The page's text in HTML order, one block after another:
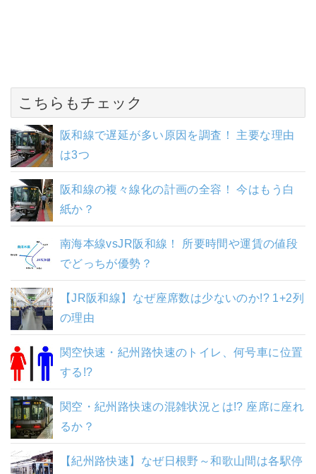
こちらもチェック
阪和線で遅延が多い原因を調査！ 主要な理由
は3つ
阪和線の複々線化の計画の全容！ 今はもう白
紙か？
南海本線vsJR阪和線！ 所要時間や運賃の値段
でどっちが優勢？
【JR阪和線】なぜ座席数は少ないのか!? 1+2列
の理由
関空快速・紀州路快速のトイレ、何号車に位置
する!?
関空・紀州路快速の混雑状況とは!? 座席に座れ
るか？
【紀州路快速】なぜ日根野～和歌山間は各駅停